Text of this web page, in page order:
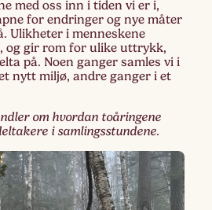
med oss inn i tiden vi er i,
for endringer og nye måter
Ulikheter i menneskene
og gir rom for ulike uttrykk,
på. Noen ganger samles vi i
nytt miljø, andre ganger i et
om hvordan toåringene
i samlingsstundene.